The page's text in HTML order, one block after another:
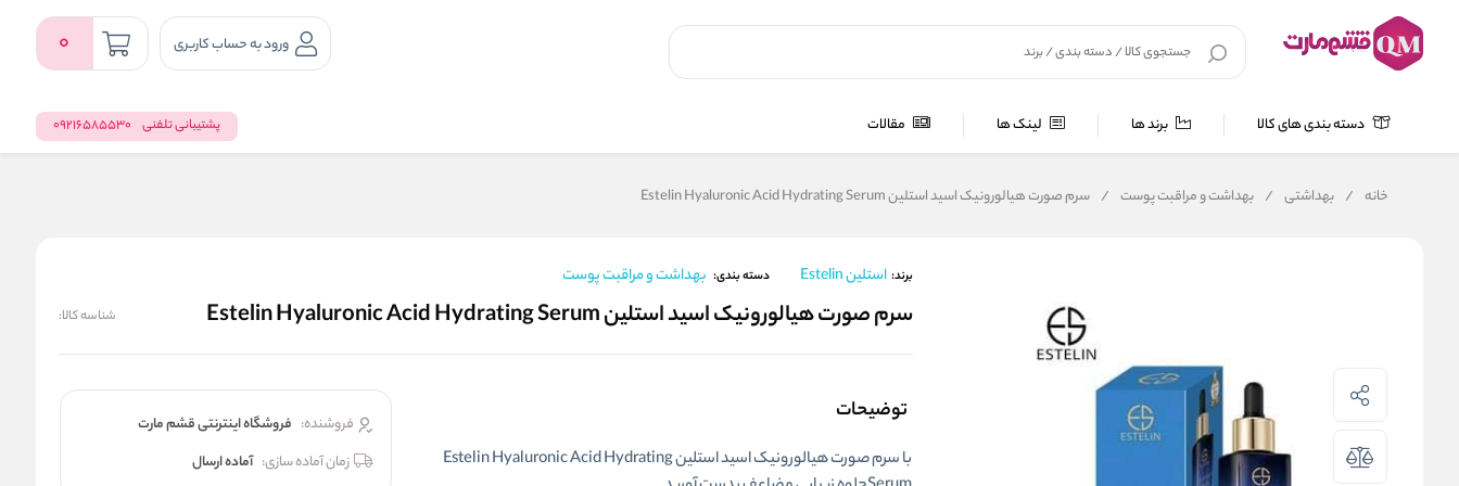
ورود به حساب کاربری 0
دسته بندی های کالا برند ها لینک ها مقالات پشتیبانی تلفنی 09216585530
خانه / بهداشتی / بهداشت و مراقبت پوست / سرم صورت هیالورونیک اسید استلین Estelin Hyaluronic Acid Hydrating Serum
برند: استلین Estelin دسته بندی: بهداشت و مراقبت پوست
سرم صورت هیالورونیک اسید استلین Estelin Hyaluronic Acid Hydrating Serum شناسه کالا:
توضیحات
با سرم صورت هیالورونیک اسید استلین Estelin Hyaluronic Acid Hydrating
فروشنده: فروشگاه اینترنتی قشم مارت
زمان آماده سازی: آماده ارسال